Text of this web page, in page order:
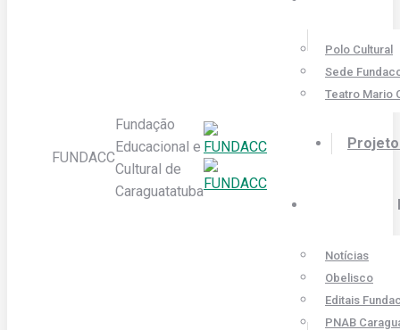
FUNDACC
Fundação
Educacional e
Cultural de
Caraguatatuba
Polo Cultural
Sede
Teatro Mario
Notícias
Obelisco
Editais
PNAB